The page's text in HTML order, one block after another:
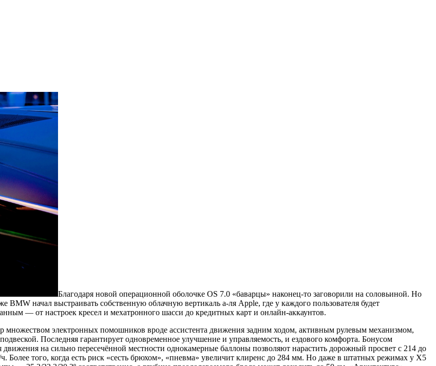
Благодаря новой операционной оболочке OS 7.0 «баварцы» наконец-то заговорили на соловьиной. Но
начал выстраивать собственную облачную вертикаль а-ля Apple, где у каждого пользователя будет
— от настроек кресел и мехатронного шасси до кредитных карт и онлайн-аккаунтов.
множеством электронных помошников вроде ассистента движения задним ходом, активным рулевым механизмом,
Последняя гарантирует одновременное улучшение и управляемость, и ездового комфорта. Бонусом
на сильно пересечённой местности однокамерные баллоны позволяют нарастить дорожный просвет с 214 до
того, когда есть риск «сесть брюхом», «пневма» увеличит клиренс до 284 мм. Но даже в штатных режимах у Х5